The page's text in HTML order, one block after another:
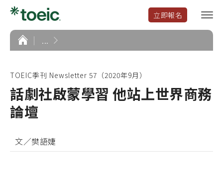
立即報名
選
單
首
頁
...
TOEIC季刊 Newsletter 57（2020年9月）
話劇社啟蒙學習 他站上世界商務
論壇
文／樊語婕